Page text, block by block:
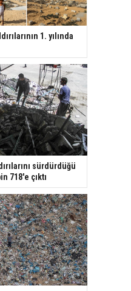
1. yılında
sürdürdüğü
718'e çıktı